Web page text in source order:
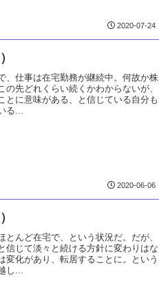
2020-07-24
、仕事は在宅勤務が継続中。何故か株
先どれくらい続くかわからないが、
とに意味がある、と信じている自分も
る...
2020-06-06
んど在宅で、という状況だ。だが、
信じて淡々と続ける方針に変わりはな
変化があり、転居することに。という
し...